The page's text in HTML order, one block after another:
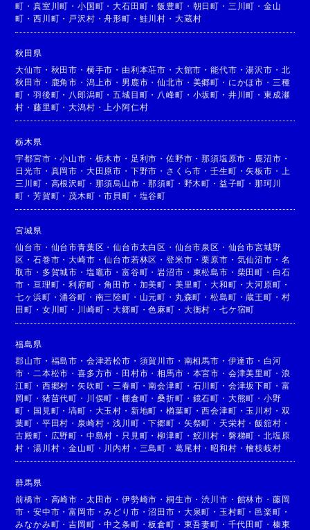
町 ・真室川町 ・小国町 ・大石田町 ・飯豊町 ・ 朝日町 ・ 三川町 ・ 金山
町 ・西川町 ・ 戸沢村 ・舟形町 ・ 鮭川村 ・ 大蔵村
秋田県
大仙市 ・ 秋田市 ・ 横手市 ・ 由利本荘市 ・ 大館市 ・能代市 ・湯沢市 ・ 北
秋田市 ・ 鹿角市 ・ 潟上市 ・ 男鹿市 ・仙北市 ・ 美郷町 ・ にかほ市 ・ 三種
町 ・羽後町 ・ 八郎潟町 ・五城目町 ・ 八峰町 ・ 小坂町 ・ 井川町 ・ 東成瀬
村 ・藤里町 ・大潟村 ・ 上小阿仁村
栃木県
宇都宮市 ・小山市 ・ 栃木市 ・ 足利市 ・佐野市 ・那須塩原市 ・ 鹿沼市 ・
日光市 ・ 真岡市 ・ 大田原市 ・ 下野市 ・ さくら市 ・壬生町 ・矢板市 ・
上
三川町 ・ 高根沢町 ・ 那須烏山市 ・那須町 ・ 野木町 ・ 益子町 ・那珂川
町 ・芳賀町 ・ 茂木町 ・市貝町 ・ 塩谷町
宮城県
仙台市 ・ 仙台市青葉区 ・仙台市太白区 ・ 仙台市泉区 ・ 仙台市宮城野
区 ・石巻市 ・大崎市 ・仙台市若林区 ・登米市 ・栗原市 ・ 気仙沼市 ・ 名
取市 ・ 多賀城市 ・ 塩竈市 ・富谷町 ・岩沼市 ・ 東松島市 ・ 柴田町 ・ 白石
市 ・ 亘理町 ・利府町 ・角田市 ・ 加美町 ・ 美里町 ・大和町 ・大河原町 ・
七ヶ浜町 ・涌谷町 ・ 南三陸町 ・ 山元町 ・ 丸森町 ・松島町 ・蔵王町 ・ 村
田町 ・ 女川町 ・ 川崎町 ・大郷町 ・色麻町 ・ 大衡村 ・ 七ケ宿町
福島県
郡山市 ・ 福島市 ・ 会津若松市 ・ 須賀川市 ・ 南相馬市 ・ 伊達市 ・ 白河
市 ・ 二本松市 ・喜多方市 ・ 田村市 ・相馬市 ・ 本宮市 ・ 会津美里町 ・ 浪
江町 ・ 西郷村 ・矢吹町 ・ 三春町 ・南会津町 ・ 石川町 ・ 会津坂下町 ・ 富
岡町 ・ 猪苗代町 ・ 川俣町 ・棚倉町 ・桑折町 ・ 鏡石町 ・ 大熊町 ・ 小野
町 ・ 国見町 ・塙町 ・ 大玉村 ・ 新地町 ・楢葉町 ・西会津町 ・ 玉川村 ・ 双
葉町 ・ 平田村 ・ 泉崎村 ・浅川町 ・下郷町 ・ 矢祭町 ・ 天栄村 ・飯舘村 ・
古殿町 ・ 広野町 ・ 中島村 ・ 只見町 ・柳津町 ・ 鮫川村 ・ 磐梯町 ・ 北塩原
村 ・湯川村 ・金山町 ・ 川内村 ・ 三島町 ・ 葛尾村 ・昭和村 ・檜枝岐村
群馬県
前橋市 ・ 高崎市 ・ 太田市 ・伊勢崎市 ・桐生市 ・渋川市 ・ 館林市 ・ 藤岡
市 ・安中市 ・富岡市 ・みどり市 ・沼田市 ・ 大泉町 ・ 玉村町 ・邑楽町 ・
みなかみ町 ・吉岡町 ・中之条町 ・板倉町 ・ 東吾妻町 ・ 千代田町 ・ 榛東